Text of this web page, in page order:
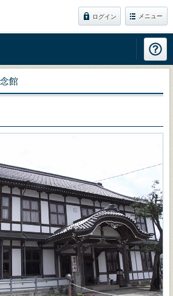
ログイン メニュー
館